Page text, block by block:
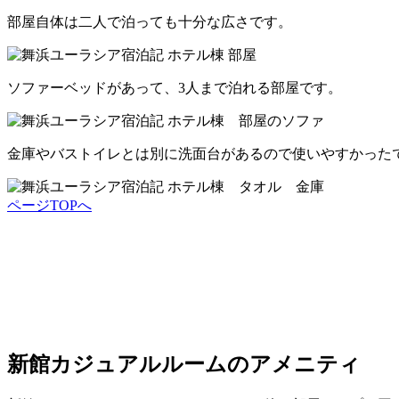
部屋自体は二人で泊っても十分な広さです。
ソファーベッドがあって、3人まで泊れる部屋です。
金庫やバストイレとは別に洗面台があるので使いやすかった
ページTOPへ
新館カジュアルルームのアメニティ